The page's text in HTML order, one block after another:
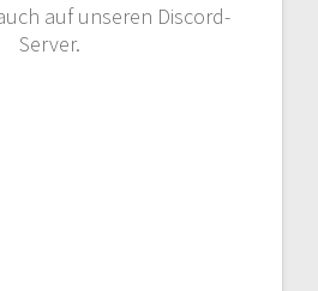
auf unseren Discord-
Server.